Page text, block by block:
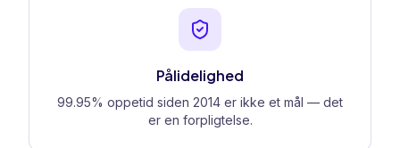
Pålidelighed
99.95% oppetid siden 2014 er ikke et mål — det
er en forpligtelse.